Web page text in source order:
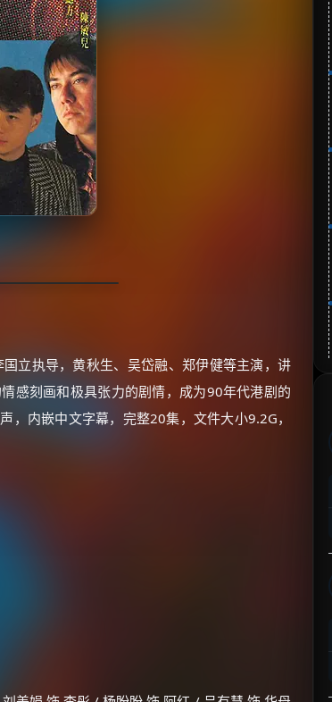
立执导，黄秋生、吴岱融、郑伊健等主演，讲
感刻画和极具张力的剧情，成为90年代港剧的
内嵌中文字幕，完整20集，文件大小9.2G，